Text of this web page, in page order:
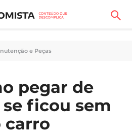
e Peças
pegar de
ficou sem
carro